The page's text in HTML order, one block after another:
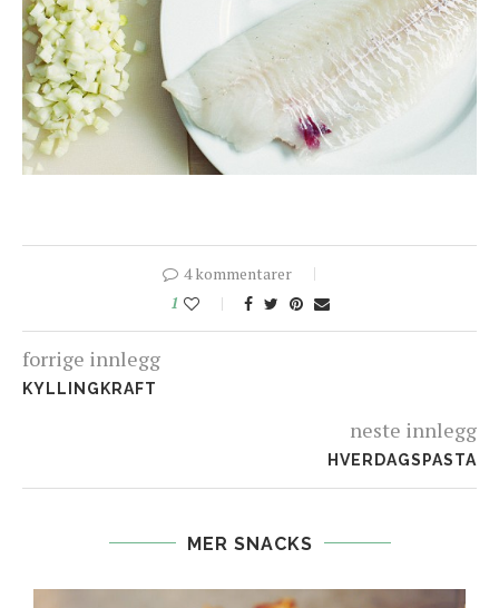
4 kommentarer
1
forrige innlegg
KYLLINGKRAFT
neste innlegg
HVERDAGSPASTA
MER SNACKS